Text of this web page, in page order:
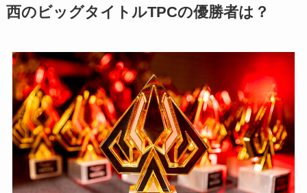
西のビッグタイトルTPCの優勝者は？